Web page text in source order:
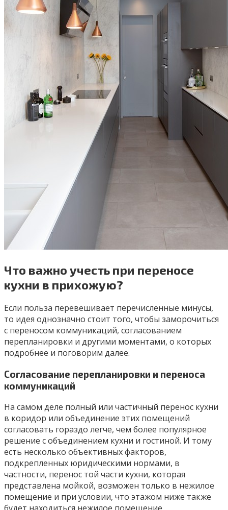
Что важно учесть при переносе
кухни в прихожую?
Если польза перевешивает перечисленные минусы,
то идея однозначно стоит того, чтобы заморочиться
с переносом коммуникаций, согласованием
перепланировки и другими моментами, о которых
подробнее и поговорим далее.
Согласование перепланировки и переноса
коммуникаций
На самом деле полный или частичный перенос кухни
в коридор или объединение этих помещений
согласовать гораздо легче, чем более популярное
решение с объединением кухни и гостиной. И тому
есть несколько объективных факторов,
подкрепленных юридическими нормами, в
частности, перенос той части кухни, которая
представлена мойкой, возможен только в нежилое
помещение и при условии, что этажом ниже также